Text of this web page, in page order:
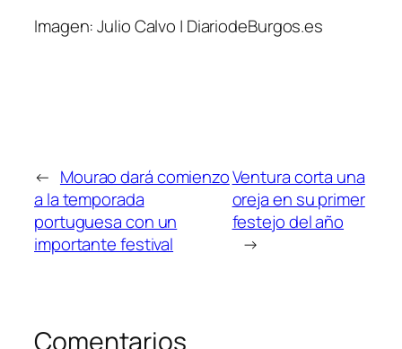
Imagen: Julio Calvo | DiariodeBurgos.es
← Mourao dará comienzo
a la temporada
portuguesa con un
importante festival
Ventura corta una
oreja en su primer
festejo del año
→
Comentarios